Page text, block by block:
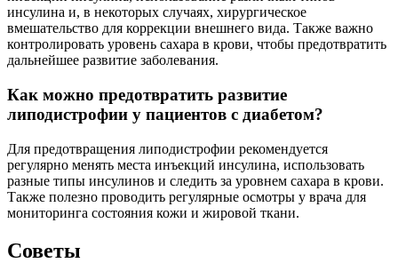
инсулина и, в некоторых случаях, хирургическое
вмешательство для коррекции внешнего вида. Также важно
контролировать уровень сахара в крови, чтобы предотвратить
дальнейшее развитие заболевания.
Как можно предотвратить развитие
липодистрофии у пациентов с диабетом?
Для предотвращения липодистрофии рекомендуется
регулярно менять места инъекций инсулина, использовать
разные типы инсулинов и следить за уровнем сахара в крови.
Также полезно проводить регулярные осмотры у врача для
мониторинга состояния кожи и жировой ткани.
Советы